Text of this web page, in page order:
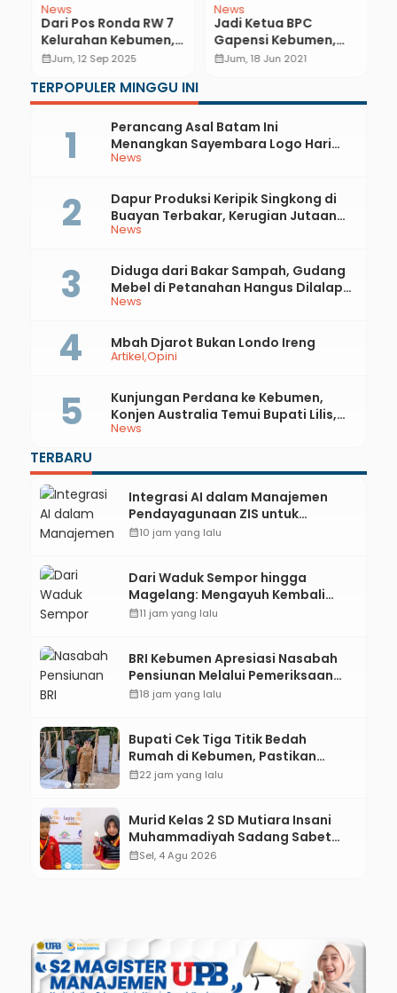
News
Dari Pos Ronda RW 7
Kelurahan Kebumen,
Kapolres Ajak Warga
Kamtibmas
calendar_monthJum, 12 Sep 2025
News
Jadi Ketua BPC
Gapensi Kebumen,
Darwansyah
calendar_monthJum, 18 Jun 2021
TERPOPULER MINGGU INI
News
Perancang Asal Batam Ini
Menangkan Sayembara Logo Hari
Jadi ke-397 Kabupaten Kebumen
News
Dapur Produksi Keripik Singkong di
Buayan Terbakar, Kerugian Jutaan
Rupiah
News
Diduga dari Bakar Sampah, Gudang
Mebel di Petanahan Hangus Dilalap
Api
Artikel Opini
Mbah Djarot Bukan Londo Ireng
News
Kunjungan Perdana ke Kebumen,
Konjen Australia Temui Bupati Lilis,
Ini yang Dibahas
TERBARU
Integrasi AI dalam Manajemen
Pendayagunaan ZIS untuk
Mendukung Realisasi IKAL
calendar_month10 jam yang lalu
Dari Waduk Sempor hingga
Magelang: Mengayuh Kembali
Sisa-Sisa Racun Masa Remaja
calendar_month11 jam yang lalu
BRI Kebumen Apresiasi Nasabah
Pensiunan Melalui Pemeriksaan
Kesehatan Gratis Hingga
calendar_month18 jam yang lalu
Bupati Cek Tiga Titik Bedah
Rumah di Kebumen, Pastikan
Hunian Layak bagi Warga
calendar_month22 jam yang lalu
Murid Kelas 2 SD Mutiara Insani
Muhammadiyah Sadang Sabet
Emas dan Perak di Kejurda Tapak
calendar_monthSel, 4 Agu 2026